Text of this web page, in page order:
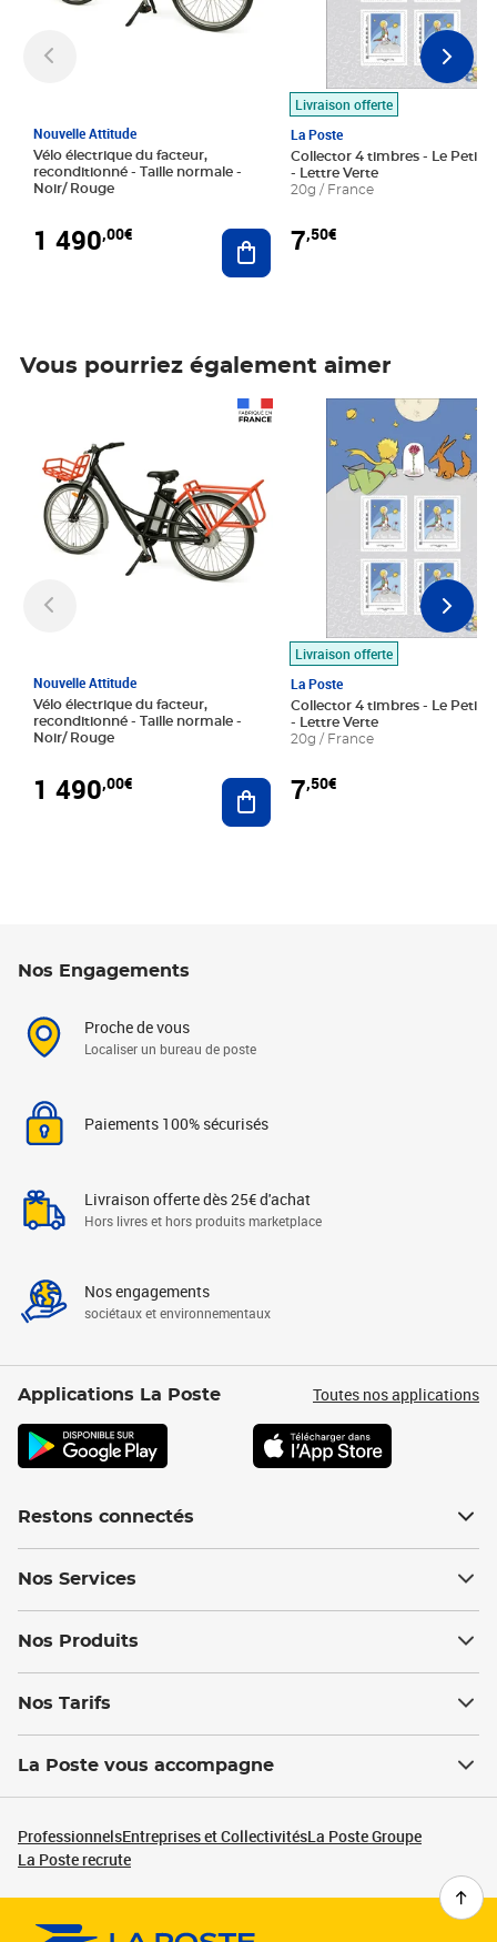
Nouvelle Attitude
Vélo électrique du facteur,
reconditionné - Taille normale -
Noir/ Rouge
1 490,00€ Ajouter au panier
Livraison offerte
La Poste
Collector 4 timbres - Le Petit
- Lettre Verte
20g / France
7,50€
Vous pourriez également aimer
Nouvelle Attitude
Vélo électrique du facteur,
reconditionné - Taille normale -
Noir/ Rouge
1 490,00€ Ajouter au panier
Livraison offerte
La Poste
Collector 4 timbres - Le Petit
- Lettre Verte
20g / France
7,50€
Prix 7,50€
Nos Engagements
Proche de vous
Localiser un bureau de poste
Paiements 100% sécurisés
Livraison offerte dès 25€ d'achat
Hors livres et hors produits marketplace
Nos engagements
sociétaux et environnementaux
Applications La Poste Toutes nos applications
Restons connectés
Nos Services
Nos Produits
Nos Tarifs
La Poste vous accompagne
ProfessionnelsEntreprises et CollectivitésLa Poste Groupe
La Poste recrute